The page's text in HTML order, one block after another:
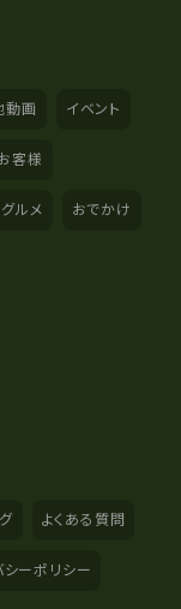
動画 イベント
客様
グルメ おでかけ
よくある質問
シーポリシー